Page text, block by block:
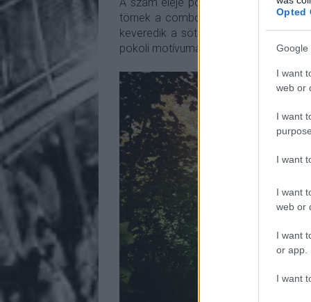
Opted
Google
I want
web or
I want
I want
I want
web or
I want
or app.
I want
törnek a combos, málházós
keveredik a sötét tónusú
pokoli motívumai is fakulásnak